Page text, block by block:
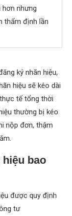
nhưng
thẩm định lần
ký nhãn hiệu,
hiệu sẽ kéo dài
tế tổng thời
thường bị kéo
nộp đơn, thậm
bao
được quy định
tư